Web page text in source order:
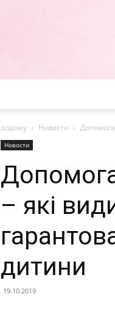
додому Новости
Новости
– які
дитини
19.10.2019